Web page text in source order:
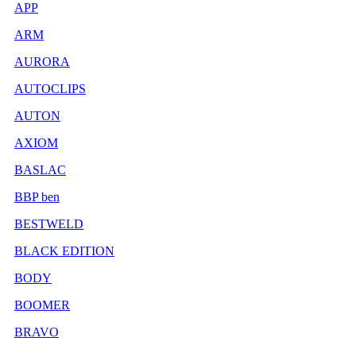
APP
ARM
AURORA
AUTOCLIPS
AUTON
AXIOM
BASLAC
BBP ben
BESTWELD
BLACK EDITION
BODY
BOOMER
BRAVO